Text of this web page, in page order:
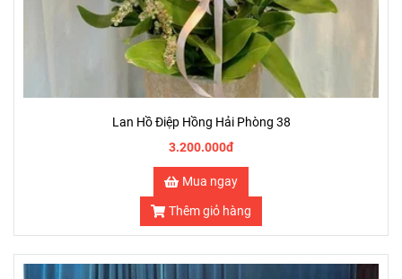
Lan Hồ Điệp Hồng Hải Phòng 38
3.200.000đ
Mua ngay
Thêm giỏ hàng